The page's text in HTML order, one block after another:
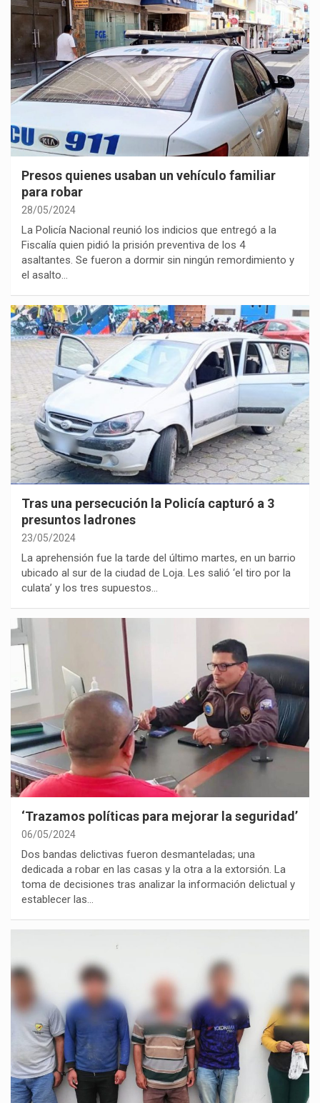
Presos quienes usaban un vehículo familiar
para robar
28/05/2024
La Policía Nacional reunió los indicios que entregó a la
Fiscalía quien pidió la prisión preventiva de los 4
asaltantes. Se fueron a dormir sin ningún remordimiento y
el asalto…
Tras una persecución la Policía capturó a 3
presuntos ladrones
23/05/2024
La aprehensión fue la tarde del último martes, en un barrio
ubicado al sur de la ciudad de Loja. Les salió ‘el tiro por la
culata’ y los tres supuestos…
‘Trazamos políticas para mejorar la seguridad’
06/05/2024
Dos bandas delictivas fueron desmanteladas; una
dedicada a robar en las casas y la otra a la extorsión. La
toma de decisiones tras analizar la información delictual y
establecer las…